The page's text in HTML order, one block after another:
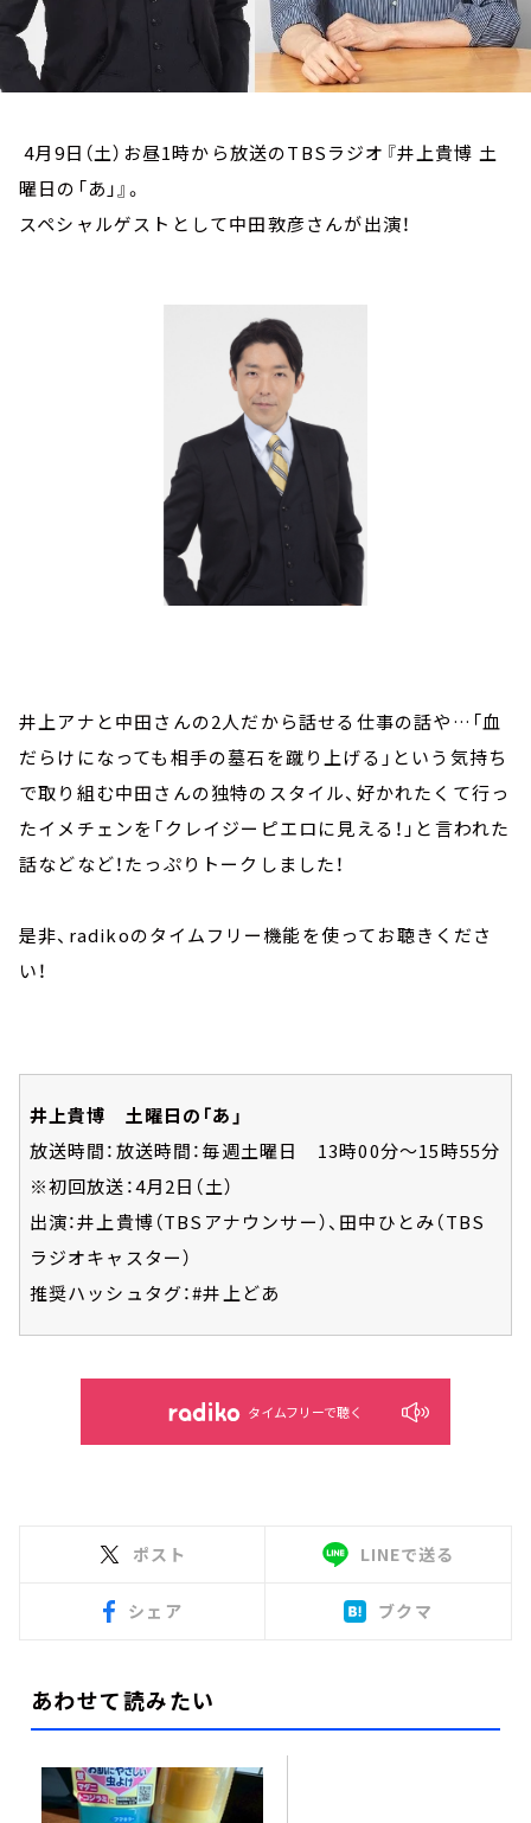
4月9日（土）お昼1時から放送のTBSラジオ『井上貴博 土
曜日の「あ」』。
スペシャルゲストとして中田敦彦さんが出演！
井上アナと中田さんの2人だから話せる仕事の話や…「血
だらけになっても相手の墓石を蹴り上げる」という気持ち
で取り組む中田さんの独特のスタイル、好かれたくて行っ
たイメチェンを「クレイジーピエロに見える！」と言われた
話などなど！たっぷりトークしました！
是非、radikoのタイムフリー機能を使ってお聴きくださ
い！
井上貴博 土曜日の「あ」
放送時間：放送時間：毎週土曜日 13時00分～15時55分
※初回放送：4月2日（土）
出演：井上貴博（TBSアナウンサー）、田中ひとみ（TBS
ラジオキャスター）
推奨ハッシュタグ：#井上どあ
タイムフリーで聴く
ポスト LINEで送る
シェア ブクマ
あわせて読みたい